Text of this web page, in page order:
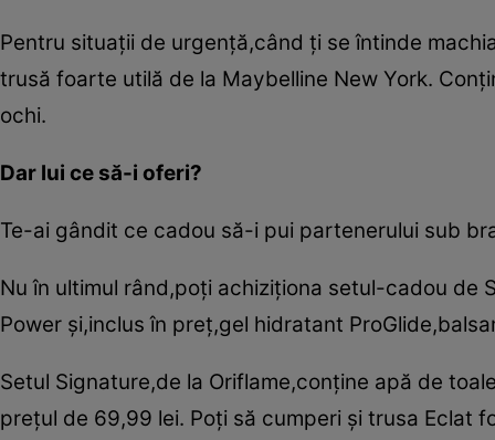
Pentru situaţii de urgenţă,când ţi se întinde
trusă foarte utilă de la Maybelline New York.
ochi.
Dar lui ce să-i oferi?
Te-ai gândit ce cadou să-i pui partenerului sub
Nu în ultimul rând,poţi achiziţiona setul-cadou de
Power şi,inclus în preţ,gel hidratant
Setul Signature,de la Oriflame,conţine apă de
preţul de 69,99 lei. Poţi să cumperi şi trusa Eclat